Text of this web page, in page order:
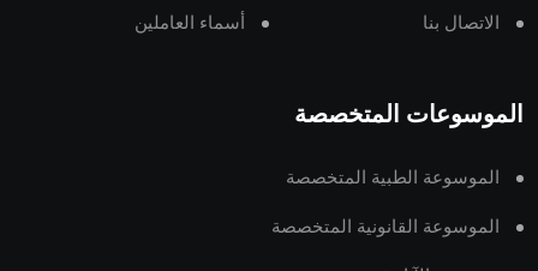
الاتصال بنا أسماء العاملين
الموسوعات المتخصصة
الموسوعة الطبية المتخصصة
الموسوعة القانونية المتخصصة